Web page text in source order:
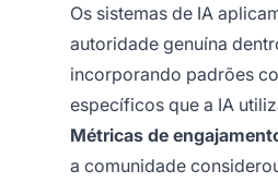
Os sistemas de IA
autoridade genuína
incorporando padrões
específicos que a IA
Métricas de
a comunidade